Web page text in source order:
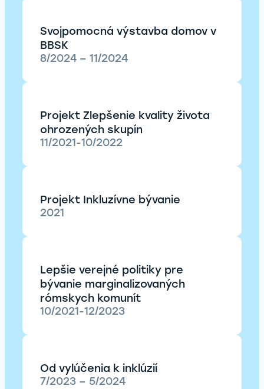
Svojpomocná výstavba domov v
BBSK
8/2024 – 11/2024
Projekt Zlepšenie kvality života
ohrozených skupín
11/2021-10/2022
Projekt Inkluzívne bývanie
2021
Lepšie verejné politiky pre
bývanie marginalizovaných
rómskych komunít
10/2021-12/2023
Od vylúčenia k inklúzií
7/2023 – 5/2024